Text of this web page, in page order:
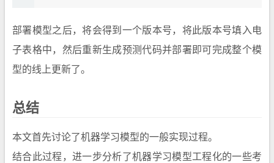
部署模型之后，将会得到一个版本号，将此版本号填入电
子表格中，然后重新生成预测代码并部署即可完成整个模
型的线上更新了。
总结
本文首先讨论了机器学习模型的一般实现过程。
结合此过程，进一步分析了机器学习模型工程化的一些考